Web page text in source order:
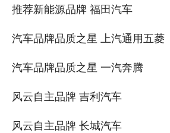
推荐新能源品牌 福田汽车
汽车品牌品质之星 上汽通用五菱
汽车品牌品质之星 一汽奔腾
风云自主品牌 吉利汽车
风云自主品牌 长城汽车